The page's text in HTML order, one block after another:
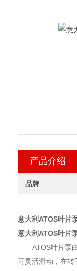
产品介绍
品牌
意大利ATOS叶片
意大利ATOS叶片
ATOS叶片泵由
可灵活滑动，在